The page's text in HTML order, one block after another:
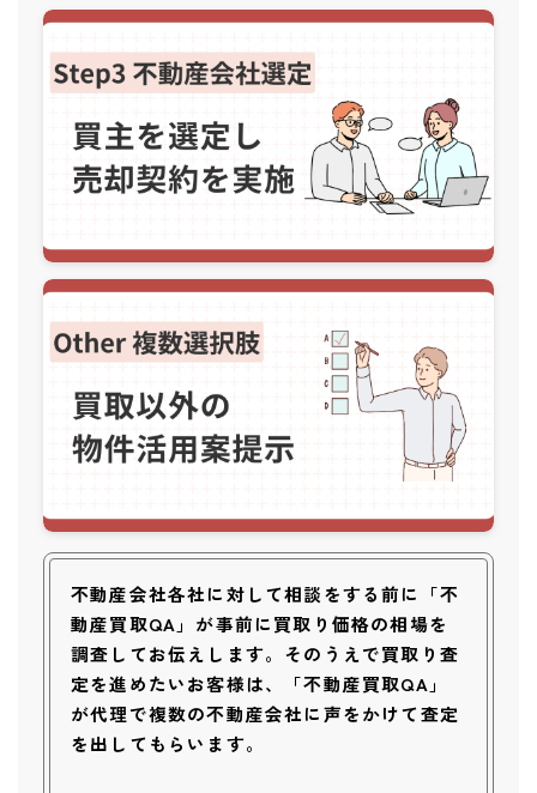
不動産会社各社に対して相談をする前に「不
動産買取QA」が事前に買取り価格の相場を
調査してお伝えします。そのうえで買取り査
定を進めたいお客様は、「不動産買取QA」
が代理で複数の不動産会社に声をかけて査定
を出してもらいます。